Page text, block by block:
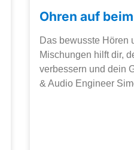
Ohren auf
Das bewusste Hören
Mischungen hilft dir,
verbessern und dein
& Audio Engineer